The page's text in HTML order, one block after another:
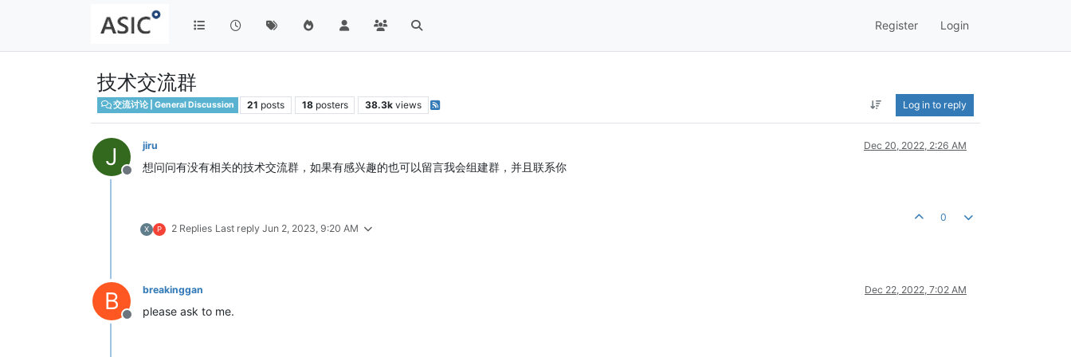
Register Login
技术交流群
交流讨论 | General Discussion 21 posts 18 posters 38.3k views Log in to reply
J
Offline
jiru Dec 20, 2022, 2:26 AM
想问问有没有相关的技术交流群，如果有感兴趣的也可以留言我会组建群，并且联系你
X P 2 Replies Last reply Jun 2, 2023, 9:20 AM
0
B
Offline
breakinggan Dec 22, 2022, 7:02 AM
please ask to me.